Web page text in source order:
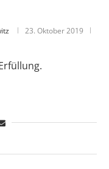
23. Oktober 2019